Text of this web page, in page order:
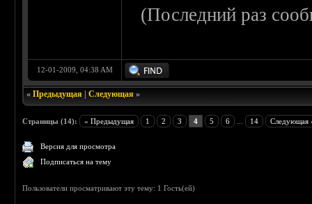
(Последний раз
12-01-2009, 04:38 AM
«Предыдущая |Следующая »
Страницы (14): « Предыдущая 1 2 3 4 5 6 14 Следующая
Версия для просмотра
Подписаться на тему
Пользователи просматривают эту тему: 1 Гость(ей)